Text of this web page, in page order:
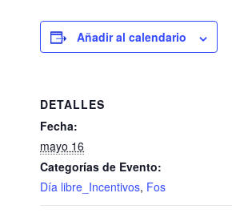
Añadir al calendario
DETALLES
Fecha:
mayo 16
Categorías de Evento:
Día libre_Incentivos, Fos